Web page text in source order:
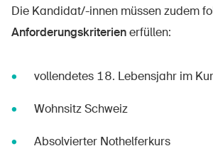
Die Kandidat/-innen müssen zudem
Anforderungskriterienerfüllen:
vollendetes 18. Lebensjahr im
Wohnsitz Schweiz
Absolvierter Nothelferkurs